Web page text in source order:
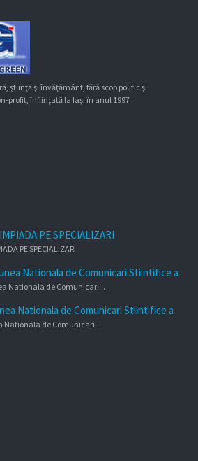
ştiinţă şi învăţământ, fără scop politic şi
profit, înfiinţată la Iaşi în anul 1997
PE SPECIALIZARI
PE SPECIALIZARI
Nationala de Comunicari Stiintifice a
Nationala de Comunicari...
Nationala de Comunicari Stiintifice a
Nationala de Comunicari...